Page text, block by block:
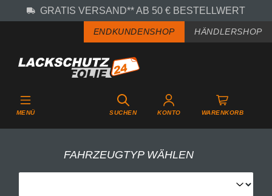
Zum Hauptinhalt springen
GRATIS VERSAND** AB 50 € BESTELLWERT
ENDKUNDENSHOP HÄNDLERSHOP
MENÜ SUCHEN KONTO WARENKORB
FAHRZEUGTYP WÄHLEN